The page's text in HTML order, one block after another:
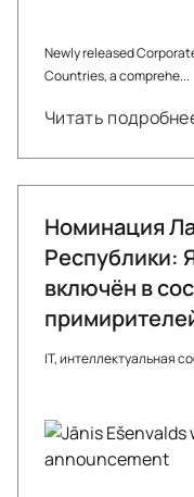
Newly released
Countries, a comprehe...
Читать
Номинация
Республики:
включён в
IT, интеллектуальная